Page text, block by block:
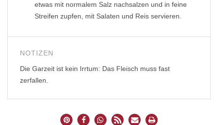
etwas mit normalem Salz nachsalzen und in feine
Streifen zupfen, mit Salaten und Reis servieren.
NOTIZEN
Die Garzeit ist kein Irrtum: Das Fleisch muss fast
zerfallen.